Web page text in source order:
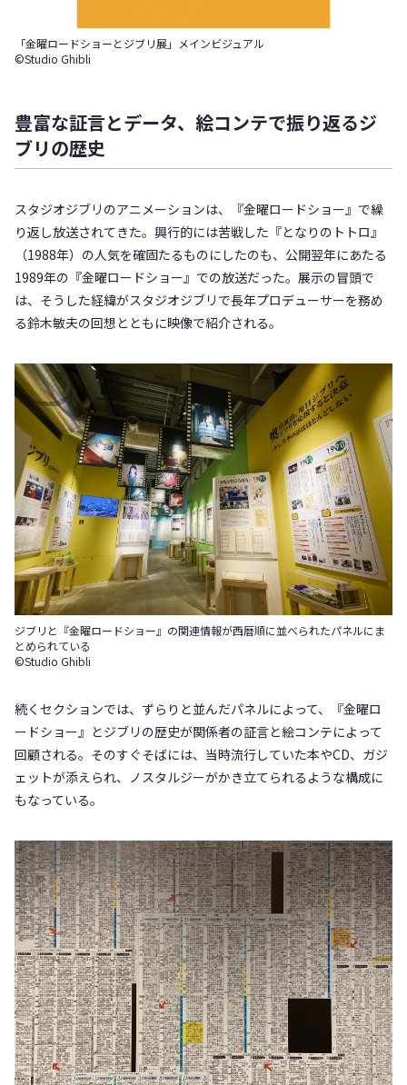
「金曜ロードショーとジブリ展」メインビジュアル
©Studio Ghibli
豊富な証言とデータ、絵コンテで振り返るジ
ブリの歴史
スタジオジブリのアニメーションは、『金曜ロードショー』で繰
り返し放送されてきた。興行的には苦戦した『となりのトトロ』
（1988年）の人気を確固たるものにしたのも、公開翌年にあたる
1989年の『金曜ロードショー』での放送だった。展示の冒頭で
は、そうした経緯がスタジオジブリで長年プロデューサーを務め
る鈴木敏夫の回想とともに映像で紹介される。
ジブリと『金曜ロードショー』の関連情報が西暦順に並べられたパネルにま
とめられている
©Studio Ghibli
続くセクションでは、ずらりと並んだパネルによって、『金曜ロ
ードショー』とジブリの歴史が関係者の証言と絵コンテによって
回顧される。そのすぐそばには、当時流行していた本やCD、ガジ
ェットが添えられ、ノスタルジーがかき立てられるような構成に
もなっている。